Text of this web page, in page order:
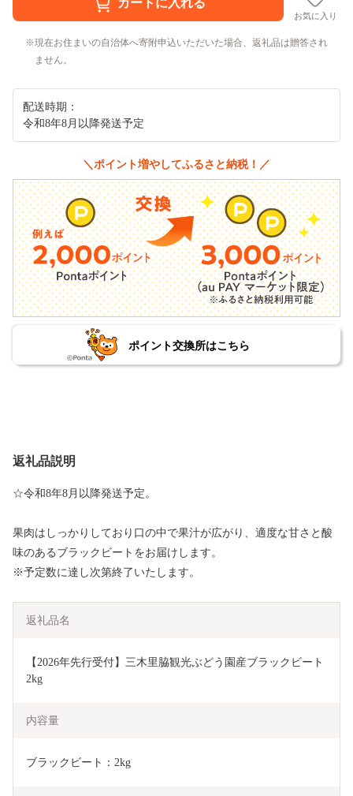
お気に入り
現在お住まいの自治体へ寄附申込いただいた場合、返礼品は贈答され
ません。
配送時期：
令和8年8月以降発送予定
＼ポイント増やしてふるさと納税！／
ポイント交換所はこちら
返礼品説明
☆令和8年8月以降発送予定。
果肉はしっかりしており口の中で果汁が広がり、適度な甘さと酸
味のあるブラックビートをお届けします。
※予定数に達し次第終了いたします。
返礼品名
【2026年先行受付】三木里脇観光ぶどう園産ブラックビート
2kg
内容量
ブラックビート：2kg